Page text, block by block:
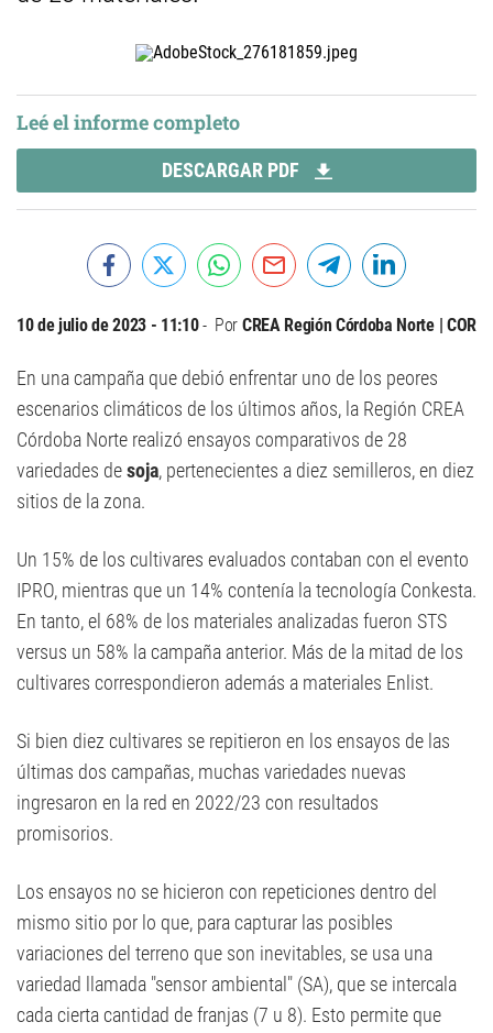
Leé el informe completo
DESCARGAR PDF
10 de julio de 2023 - 11:10 Por CREA Región Córdoba Norte | COR
En una campaña que debió enfrentar uno de los peores
escenarios climáticos de los últimos años, la Región CREA
Córdoba Norte realizó ensayos comparativos de 28
variedades desoja, pertenecientes a diez semilleros, en diez
sitios de la zona.
Un 15% de los cultivares evaluados contaban con el evento
IPRO, mientras que un 14% contenía la tecnología Conkesta.
En tanto, el 68% de los materiales analizadas fueron STS
versus un 58% la campaña anterior. Más de la mitad de los
cultivares correspondieron además a materiales Enlist.
Si bien diez cultivares se repitieron en los ensayos de las
últimas dos campañas, muchas variedades nuevas
ingresaron en la red en 2022/23 con resultados
promisorios.
Los ensayos no se hicieron con repeticiones dentro del
mismo sitio por lo que, para capturar las posibles
variaciones del terreno que son inevitables, se usa una
variedad llamada "sensor ambiental" (SA), que se intercala
cada cierta cantidad de franjas (7 u 8). Esto permite que